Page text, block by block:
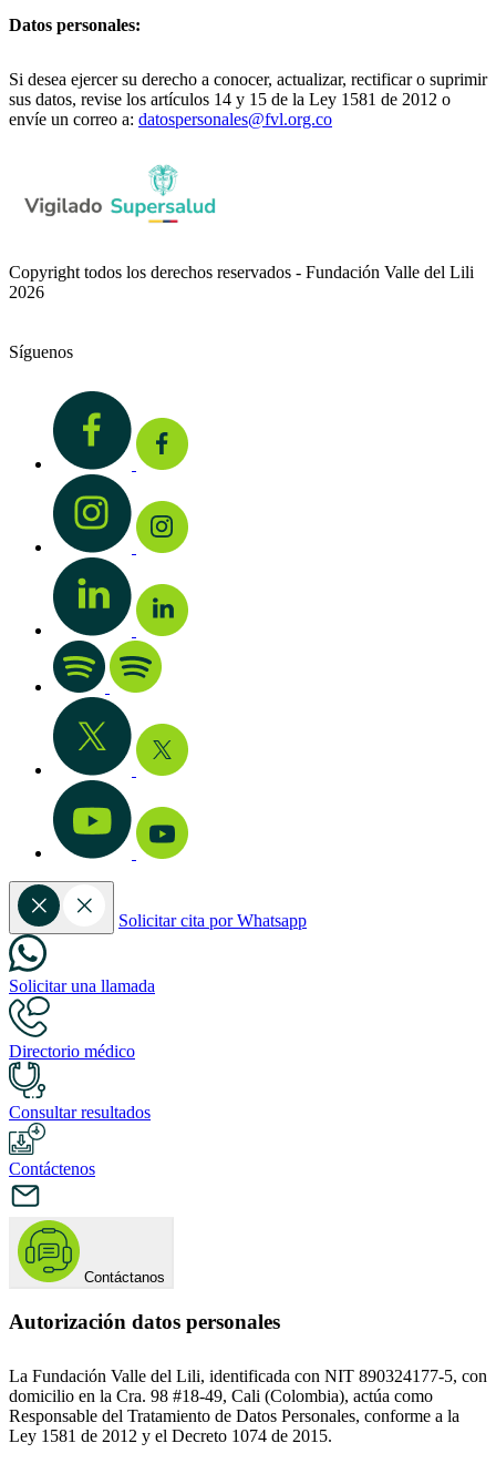
Datos personales:
Si desea ejercer su derecho a conocer, actualizar, rectificar o suprimir
sus datos, revise los artículos 14 y 15 de la Ley 1581 de 2012 o
envíe un correo a: datospersonales@fvl.org.co
Copyright todos los derechos reservados - Fundación Valle del Lili
2026
Síguenos
Solicitar cita por Whatsapp
Solicitar una llamada
Directorio médico
Consultar resultados
Contáctenos
Contáctanos
Autorización datos personales
La Fundación Valle del Lili, identificada con NIT 890324177-5, con
domicilio en la Cra. 98 #18-49, Cali (Colombia), actúa como
Responsable del Tratamiento de Datos Personales, conforme a la
Ley 1581 de 2012 y el Decreto 1074 de 2015.